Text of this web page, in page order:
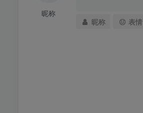
昵称
昵称 表情